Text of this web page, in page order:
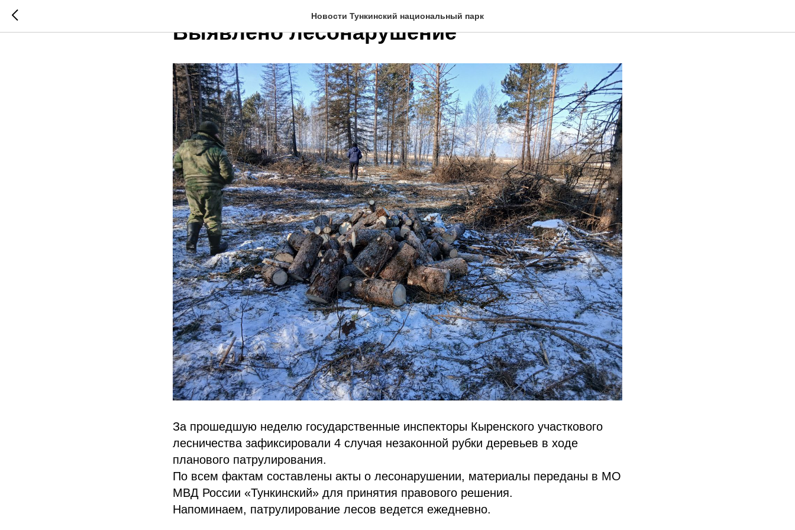
Новости Тункинский национальный парк
Выявлено лесонарушение
За прошедшую неделю государственные инспекторы Кыренского участкового
лесничества зафиксировали 4 случая незаконной рубки деревьев в ходе
планового патрулирования.
По всем фактам составлены акты о лесонарушении, материалы переданы в МО
МВД России «Тункинский» для принятия правового решения.
Напоминаем, патрулирование лесов ведется ежедневно.